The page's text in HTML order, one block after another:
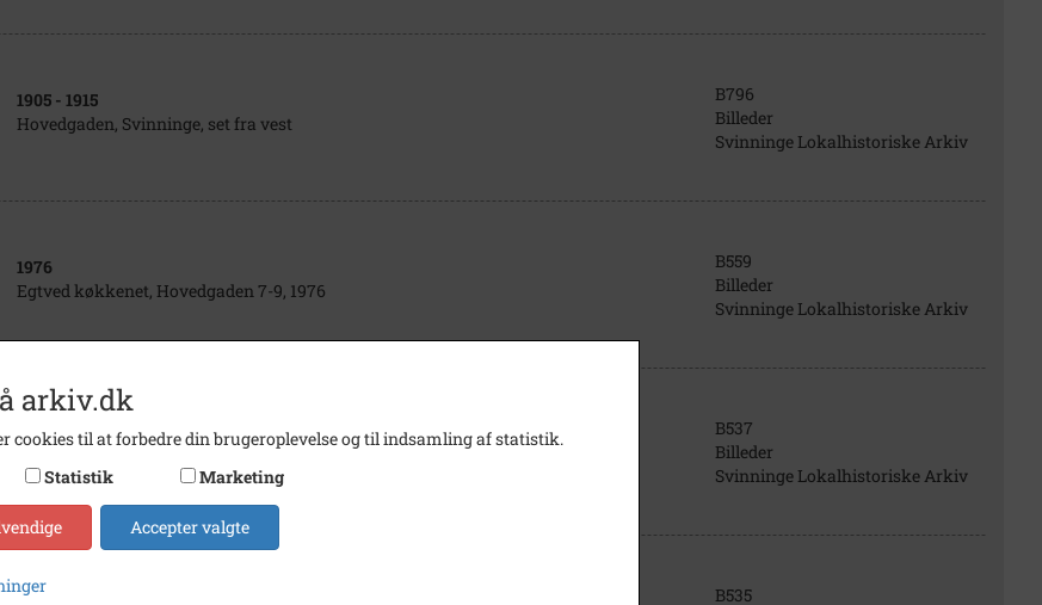
1905 - 1915
Hovedgaden, Svinninge, set fra vest
B796
Billeder
Svinninge Lokalhistoriske Arkiv
1976
Egtved køkkenet, Hovedgaden 7-9, 1976
B559
Billeder
Svinninge Lokalhistoriske Arkiv
1945- 1955
B537
Billeder
Svinninge Lokalhistoriske Arkiv
B535
arkiv.dk
cookies til at forbedre din brugeroplevelse og til indsamling af statistik.
Statistik Marketing
Accepter valgte